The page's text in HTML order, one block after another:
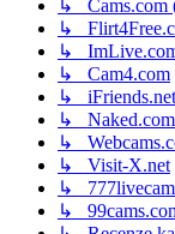
↳ Cams.com
↳
↳
↳ Cam4.com
↳ iFriends.net
↳ Naked.com
↳
↳ Visit-X.net
↳
↳